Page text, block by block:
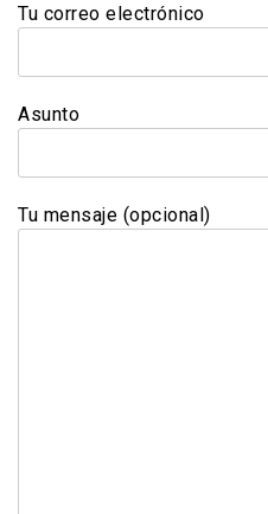
Tu correo electrónico
Asunto
Tu mensaje (opcional)